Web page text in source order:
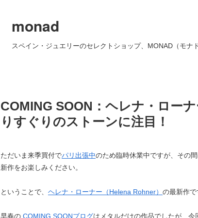
monad
スペイン・ジュエリーのセレクトショップ、MONAD（モナ
COMING SOON：ヘレナ・ロー
りすぐりのストーンに注目！
ただいま来季買付でパリ出張中のため臨時休業中ですが、その
新作をお楽しみください。
ということで、 ヘレナ・ローナー（Helena Rohner） の最新作で
早春の COMING SOONブログはメタルだけの作品でしたが、